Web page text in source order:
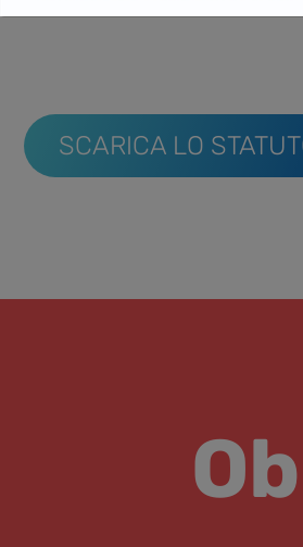
SCARICA LO